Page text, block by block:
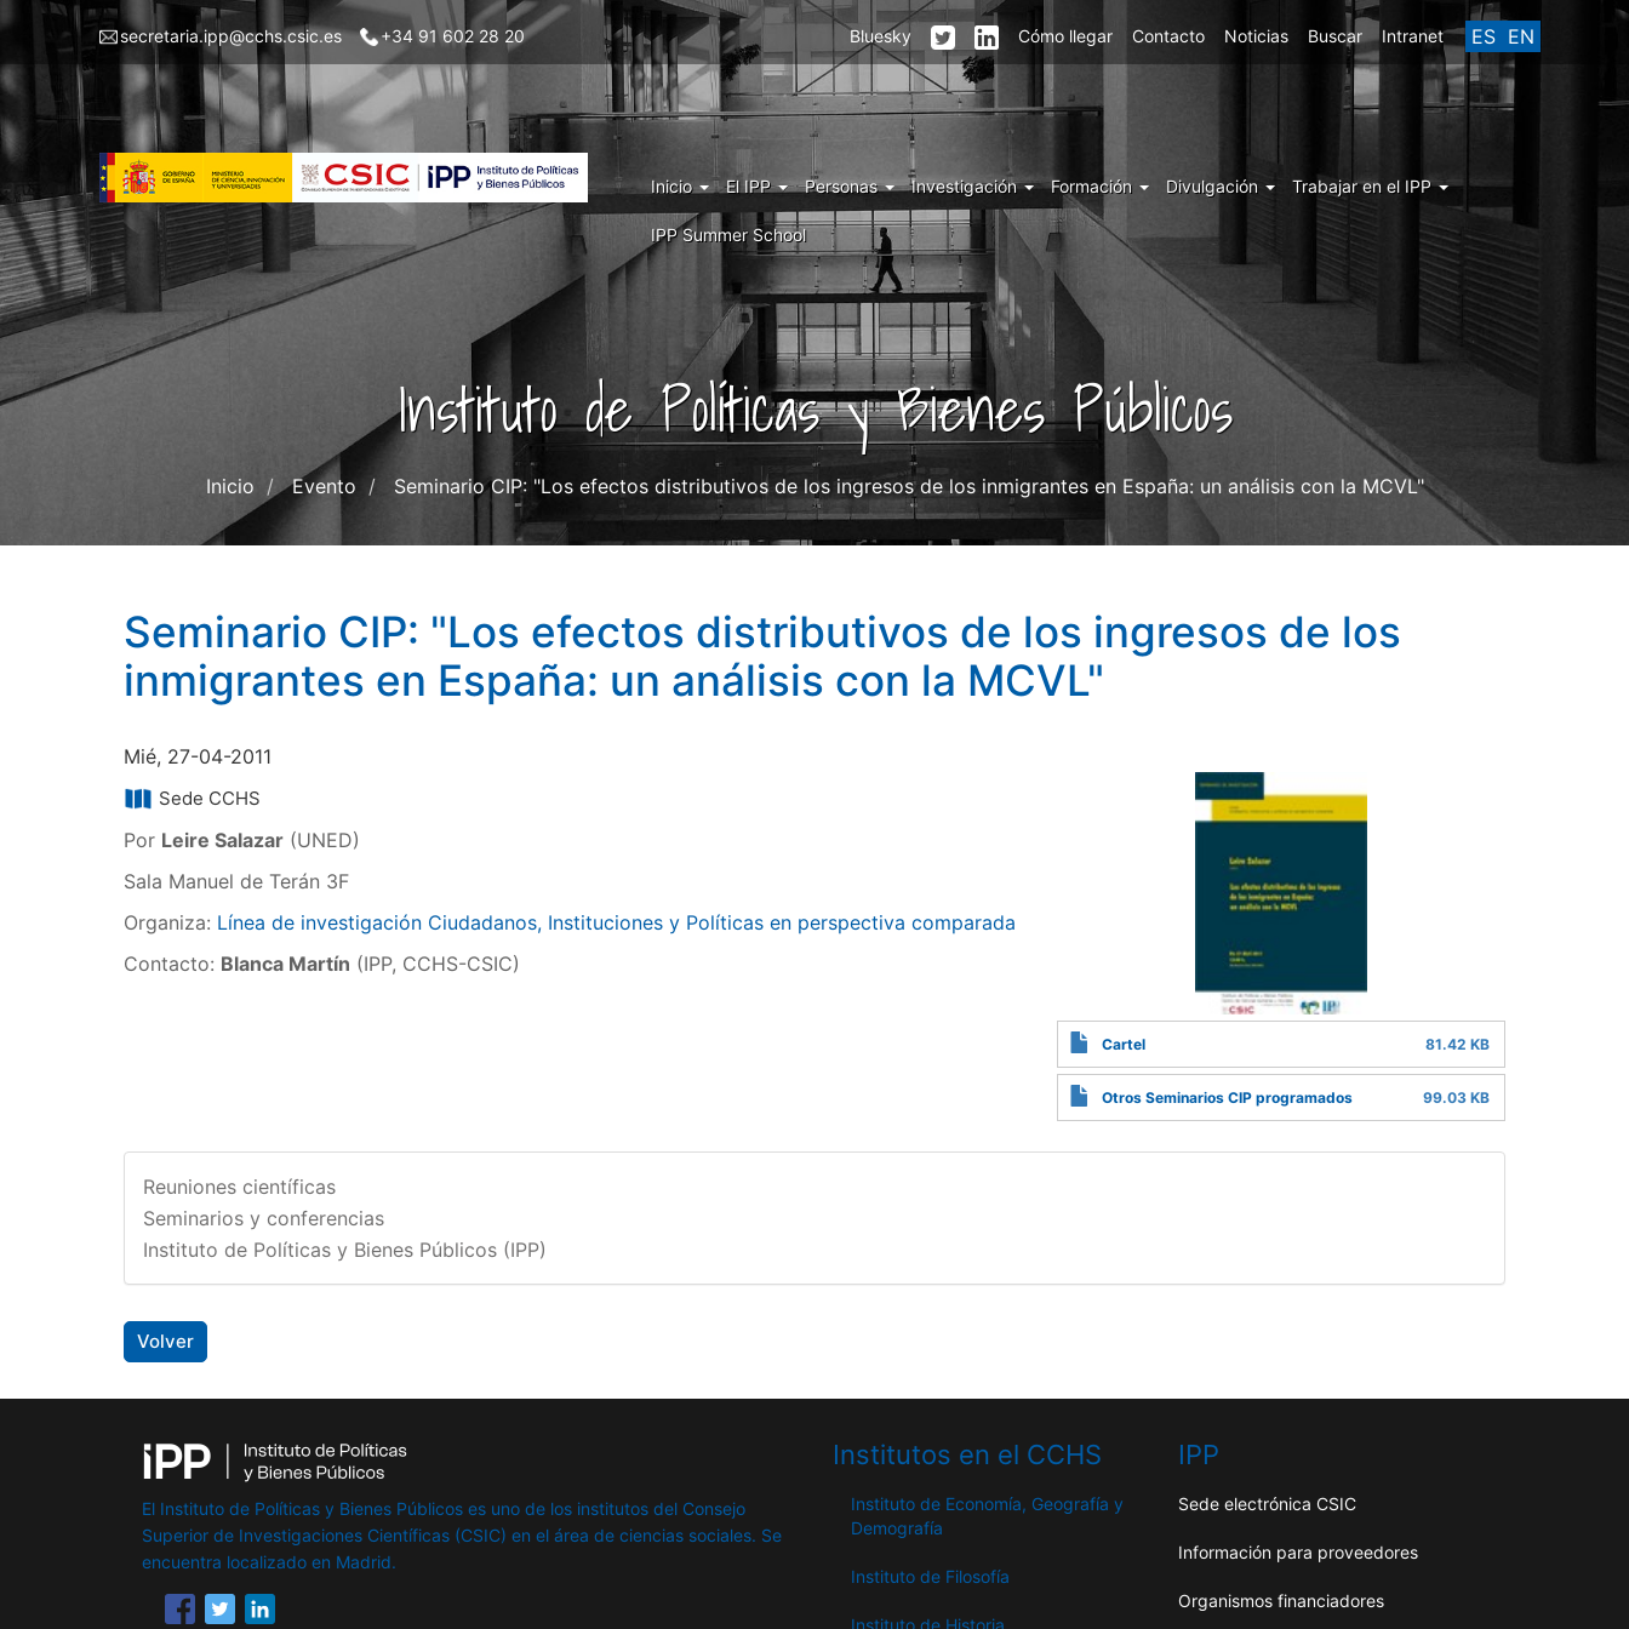
Pasar
contenido
principal
Menu
IPP
secretaria.ipp@cchs.csic.es +34 91 602 28 20 ES EN
Menu
top
right
IPP
Bluesky Cómo llegar Contacto Noticias Buscar Intranet
Menu
Inicio El IPP Personas Investigación Formación Divulgación Trabajar en el IPP
IPP Summer School
Instituto de Políticas y Bienes Públicos
Inicio Evento Seminario CIP: "Los efectos distributivos de los ingresos de los inmigrantes en España: un análisis con la MCVL"
Seminario CIP: "Los efectos distributivos de los ingresos de los
inmigrantes en España: un análisis con la MCVL"
Mié, 27-04-2011
Sede CCHS
Por Leire Salazar (UNED)
Sala Manuel de Terán 3F
Organiza: Línea de investigación Ciudadanos, Instituciones y Políticas en perspectiva comparada
Contacto: Blanca Martín (IPP, CCHS-CSIC)
Cartel 81.42 KB
Otros Seminarios CIP programados 99.03 KB
Reuniones científicas
Seminarios y conferencias
Instituto de Políticas y Bienes Públicos (IPP)
Volver
El Instituto de Políticas y Bienes Públicos es uno de los institutos del Consejo
Superior de Investigaciones Científicas (CSIC) en el área de ciencias sociales. Se
encuentra localizado en Madrid.
Institutos en el CCHS
Instituto de Economía, Geografía y
Demografía
Instituto de Filosofía
Instituto de Historia
IPP
Sede electrónica CSIC
Información para proveedores
Organismos financiadores